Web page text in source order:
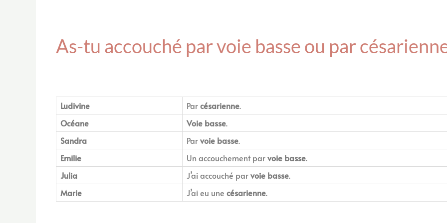
As-tu accouché par voie basse ou par
Ludivine Parcésarienne.
Océane
Voie basse.
Sandra
Parvoie basse.
Emilie
Un accouchement parvoie basse.
Julia
J’ai accouché parvoie basse.
Marie
J’ai eu une césarienne.